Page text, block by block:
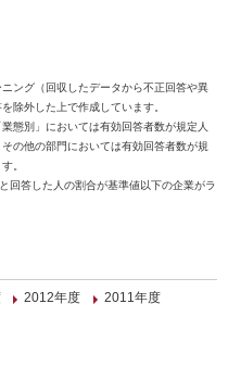
ング（回収したデータから不正回答や異
除外した上で作成しています。
態別」においては有効回答者数が規定人
の他の部門においては有効回答者数が規
。
回答した人の割合が基準値以下の企業がラ
2012年度
2011年度